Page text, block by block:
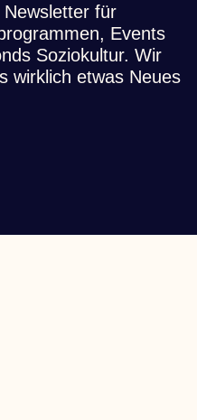
für
Events
Soziokultur. Wir
wirklich etwas Neues